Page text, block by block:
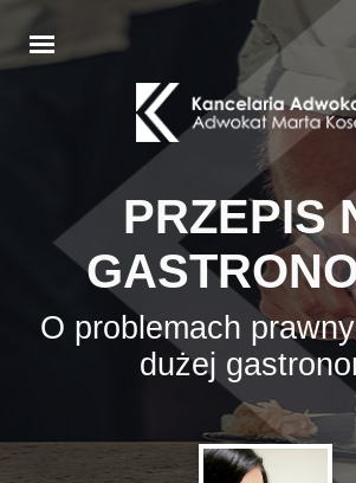
PRZEPIS
O problemach
dużej